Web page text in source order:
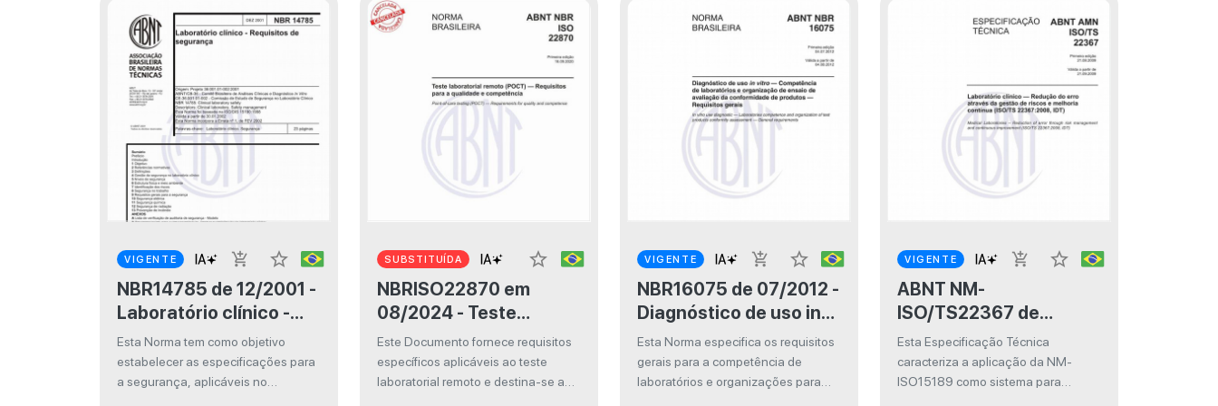
VIGENTE add_shopping_cart
star_border
NBR14785 de 12/2001 -
Laboratório clínico -
Requisitos de
segurança
Esta Norma tem como objetivo
estabelecer as especificações para
a segurança, aplicáveis no
SUBSTITUÍDA
star_border
NBRISO22870 em
08/2024 - Teste
laboratorial remoto
(POCT) — Requisitos
para a qualidade e
Este Documento fornece requisitos
específicos aplicáveis ao teste
laboratorial remoto e destina-se a
VIGENTE add_shopping_cart
star_border
NBR16075 de 07/2012 -
Diagnóstico de uso in
vitro — Competência
de laboratórios e
organização de ensaio
Esta Norma especifica os requisitos
gerais para a competência de
laboratórios e organizações para
VIGENTE add_shopping_cart
star_border
ABNT NM-
ISO/TS22367 de
08/2009 - Laboratório
clínico — Redução do
erro através da gestão
Esta Especificação Técnica
caracteriza a aplicação da NM-
ISO15189 como sistema para